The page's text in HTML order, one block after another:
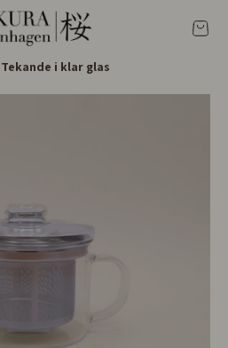
Copenhagen
Kurv
Tekande i klar glas